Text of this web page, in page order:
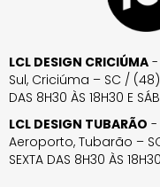
LCL DESIGN CRICIÚMA -
Sul, Criciúma – SC / (48)
DAS 8H30 ÀS 18H30 E
LCL DESIGN TUBARÃO -
Aeroporto, Tubarão –
SEXTA DAS 8H30 ÀS